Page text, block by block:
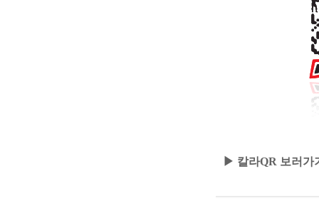
▶ 칼라QR 보러가